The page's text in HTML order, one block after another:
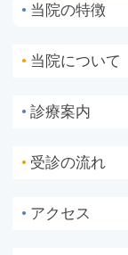
● 当院の特徴
● 当院について
● 診療案内
● 受診の流れ
● アクセス